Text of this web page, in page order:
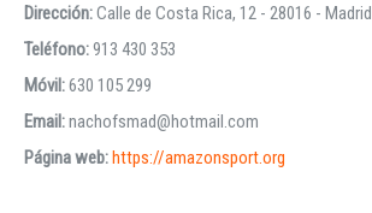
Dirección:Calle de Costa Rica, 12 - 28016 - Madrid
Teléfono:913 430 353
Móvil:630 105 299
Email:nachofsmad@hotmail.com
Página web:https://amazonsport.org